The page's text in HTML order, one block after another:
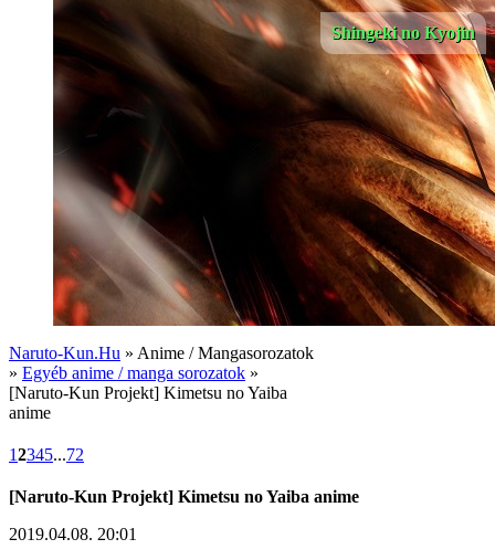
Shingeki no Kyojin
Naruto-Kun.Hu » Anime / Mangasorozatok
» Egyéb anime / manga sorozatok »
[Naruto-Kun Projekt] Kimetsu no Yaiba
anime
12345...72
[Naruto-Kun Projekt] Kimetsu no Yaiba anime
2019.04.08. 20:01